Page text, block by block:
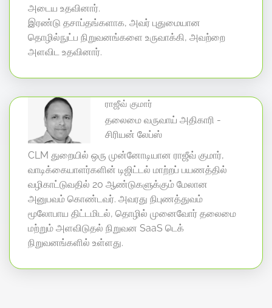
அடைய உதவினார்.
இரண்டு தசாப்தங்களாக, அவர் புதுமையான
தொழில்நுட்ப நிறுவனங்களை உருவாக்கி, அவற்றை
அளவிட உதவினார்.
ராஜீவ் குமார்
தலைமை வருவாய் அதிகாரி -
சிரியன் லேப்ஸ்
CLM துறையில் ஒரு முன்னோடியான ராஜீவ் குமார்,
வாடிக்கையாளர்களின் டிஜிட்டல் மாற்றப் பயணத்தில்
வழிகாட்டுவதில் 20 ஆண்டுகளுக்கும் மேலான
அனுபவம் கொண்டவர். அவரது நிபுணத்துவம்
மூலோபாய திட்டமிடல், தொழில் முனைவோர் தலைமை
மற்றும் அளவிடுதல் நிறுவன SaaS டெக்
நிறுவனங்களில் உள்ளது.